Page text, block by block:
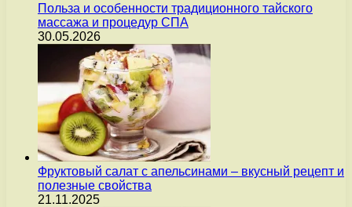
Польза и особенности традиционного тайского
массажа и процедур СПА
30.05.2026
Фруктовый салат с апельсинами – вкусный рецепт и
полезные свойства
21.11.2025